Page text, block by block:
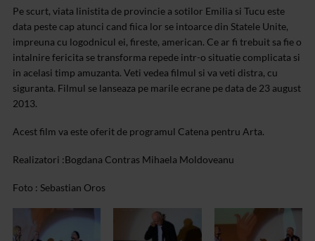
Pe scurt, viata linistita de provincie a sotilor Emilia si Tucu este
data peste cap atunci cand fiica lor se intoarce din Statele Unite,
impreuna cu logodnicul ei, fireste, american. Ce ar fi trebuit sa fie o
intalnire fericita se transforma repede intr-o situatie complicata si
in acelasi timp amuzanta. Veti vedea filmul si va veti distra, cu
siguranta. Filmul se lanseaza pe marile ecrane pe data de 23 august
2013.
Acest film va este oferit de programul Catena pentru Arta.
Realizatori :Bogdana Contras Mihaela Moldoveanu
Foto : Sebastian Oros